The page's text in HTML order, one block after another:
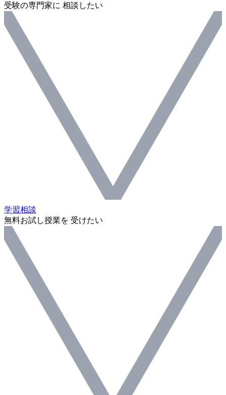
受験の専門家に 相談したい
学習相談
無料お試し授業を 受けたい